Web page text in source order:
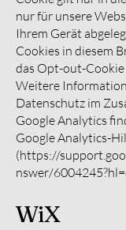
nur für unsere
Ihrem Gerät
Cookies in diesem
das Opt-out-
Weitere
Datenschutz im
Google Analytics
Google Analytics-
(https://
nswer/
WiX